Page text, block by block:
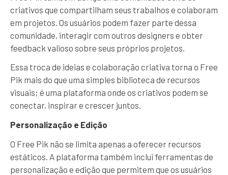
criativos que compartilham seus trabalhos e colaboram
em projetos. Os usuários podem fazer parte dessa
comunidade, interagir com outros designers e obter
feedback valioso sobre seus próprios projetos.
Essa troca de ideias e colaboração criativa torna o Free
Pik mais do que uma simples biblioteca de recursos
visuais; é uma plataforma onde os criativos podem se
conectar, inspirar e crescer juntos.
Personalização e Edição
O Free Pik não se limita apenas a oferecer recursos
estáticos. A plataforma também inclui ferramentas de
personalização e edição que permitem que os usuários